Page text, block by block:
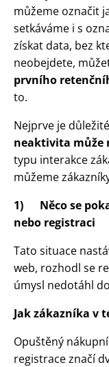
můžeme označit
setkáváme i s
získat data, bez
neobejdete,
prvního
to.
Nejprve je
neaktivita může
typu interakce
můžeme
1) Něco se
nebo registraci
Tato situace
web, rozhodl se
úmysl nedotáhl
Jak zákazníka v
Opuštěný
registrace značí